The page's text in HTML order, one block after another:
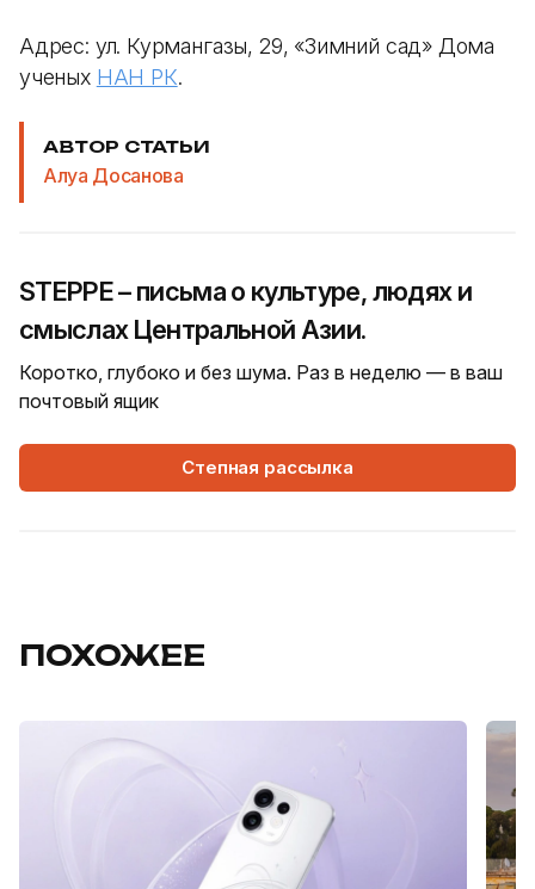
Адрес: ул. Курмангазы, 29, «Зимний сад» Дома
ученых НАН РК.
АВТОР СТАТЬИ
Алуа Досанова
STEPPE – письма о культуре, людях и
смыслах Центральной Азии.
Коротко, глубоко и без шума. Раз в неделю — в ваш
почтовый ящик
Степная рассылка
ПОХОЖЕЕ